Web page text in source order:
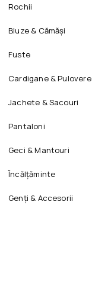
Rochii
Bluze & Cămăși
Fuste
Cardigane & Pulovere
Jachete & Sacouri
Pantaloni
Geci & Mantouri
Încălțăminte
Genți & Accesorii